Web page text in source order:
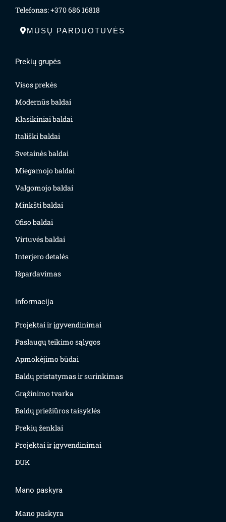
Telefonas: +370 686 16818
MŪSŲ PARDUOTUVĖS
Prekių grupės
Visos prekės
Modernūs baldai
Klasikiniai baldai
Itališki baldai
Svetainės baldai
Miegamojo baldai
Valgomojo baldai
Minkšti baldai
Ofiso baldai
Virtuvės baldai
Interjero detalės
Išpardavimas
Informacija
Projektai ir įgyvendinimai
Paslaugų teikimo sąlygos
Apmokėjimo būdai
Baldų pristatymas ir surinkimas
Grąžinimo tvarka
Baldų priežiūros taisyklės
Prekių ženklai
Projektai ir įgyvendinimai
DUK
Mano paskyra
Mano paskyra